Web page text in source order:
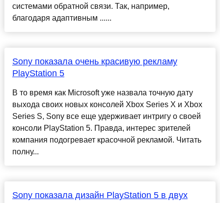
системами обратной связи. Так, например,
благодаря адаптивным ......
Sony показала очень красивую рекламу
PlayStation 5
В то время как Microsoft уже назвала точную дату
выхода своих новых консолей Xbox Series X и Xbox
Series S, Sony все еще удерживает интригу о своей
консоли PlayStation 5. Правда, интерес зрителей
компания подогревает красочной рекламой. Читать
полну...
Sony показала дизайн PlayStation 5 в двух